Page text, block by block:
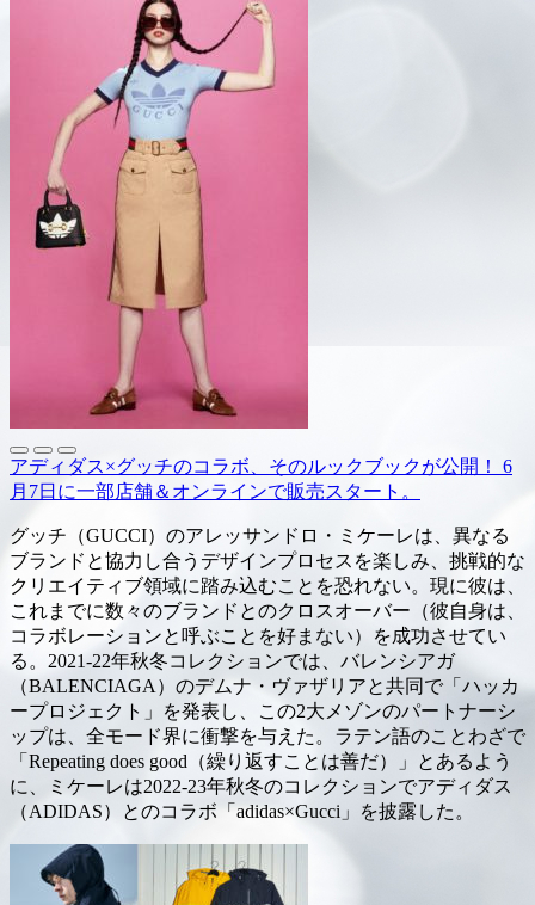
アディダス×グッチのコラボ、そのルックブックが公開！ 6
月7日に一部店舗＆オンラインで販売スタート。
グッチ（GUCCI）のアレッサンドロ・ミケーレは、異なる
ブランドと協力し合うデザインプロセスを楽しみ、挑戦的な
クリエイティブ領域に踏み込むことを恐れない。現に彼は、
これまでに数々のブランドとのクロスオーバー（彼自身は、
コラボレーションと呼ぶことを好まない）を成功させてい
る。2021-22年秋冬コレクションでは、バレンシアガ
（BALENCIAGA）のデムナ・ヴァザリアと共同で「ハッカ
ープロジェクト」を発表し、この2大メゾンのパートナーシ
ップは、全モード界に衝撃を与えた。ラテン語のことわざで
「Repeating does good（繰り返すことは善だ）」とあるよう
に、ミケーレは2022-23年秋冬のコレクションでアディダス
（ADIDAS）とのコラボ「adidas×Gucci」を披露した。